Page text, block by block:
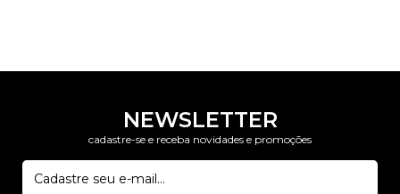
NEWSLETTER
cadastre-se e receba novidades e promoções